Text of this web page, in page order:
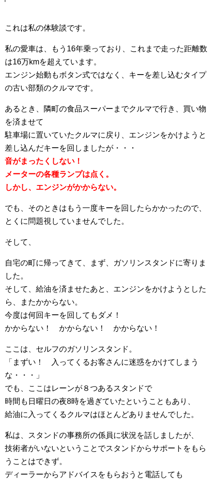
これは私の体験談です。
私の愛車は、もう16年乗っており、これまで走った距離数
は16万kmを超えています。
エンジン始動もボタン式ではなく、キーを差し込むタイプ
の古い部類のクルマです。
あるとき、隣町の食品スーパーまでクルマで行き、買い物
を済ませて
駐車場に置いていたクルマに戻り、エンジンをかけようと
差し込んだキーを回しましたが・・・
音がまったくしない！
メーターの各種ランプは点く。
しかし、エンジンがかからない。
でも、そのときはもう一度キーを回したらかかったので、
とくに問題視していませんでした。
そして、
自宅の町に帰ってきて、まず、ガソリンスタンドに寄りま
した。
そして、給油を済ませたあと、エンジンをかけようとした
ら、またかからない。
今度は何回キーを回してもダメ！
かからない！ かからない！ かからない！
ここは、セルフのガソリンスタンド。
「まずい！ 入ってくるお客さんに迷惑をかけてしまう
な・・・」
でも、ここはレーンが８つあるスタンドで
時間も日曜日の夜8時を過ぎていたということもあり、
給油に入ってくるクルマはほとんどありませんでした。
私は、スタンドの事務所の係員に状況を話しましたが、
技術者がいないということでスタンドからサポートをもら
うことはできず。
ディーラーからアドバイスをもらおうと電話しても